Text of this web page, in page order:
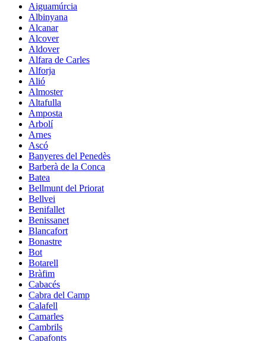
Aiguamúrcia
Albinyana
Alcanar
Alcover
Aldover
Alfara de Carles
Alforja
Alió
Almoster
Altafulla
Amposta
Arbolí
Arnes
Ascó
Banyeres del Penedès
Barberà de la Conca
Batea
Bellmunt del Priorat
Bellvei
Benifallet
Benissanet
Blancafort
Bonastre
Bot
Botarell
Bràfim
Cabacés
Cabra del Camp
Calafell
Camarles
Cambrils
Capafonts